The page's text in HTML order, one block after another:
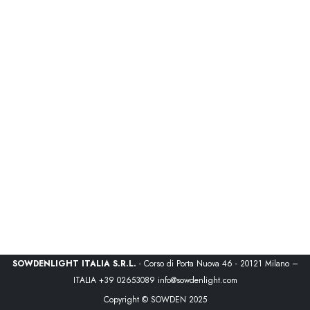
SOWDENLIGHT ITALIA S.R.L. - Corso di Porta Nuova 46 - 20121 Milano –
ITALIA +39 02653089 info@sowdenlight.com
Copyright © SOWDEN 2025